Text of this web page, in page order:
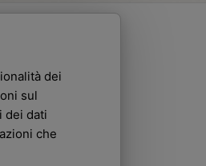
dei
sul
dei dati
che